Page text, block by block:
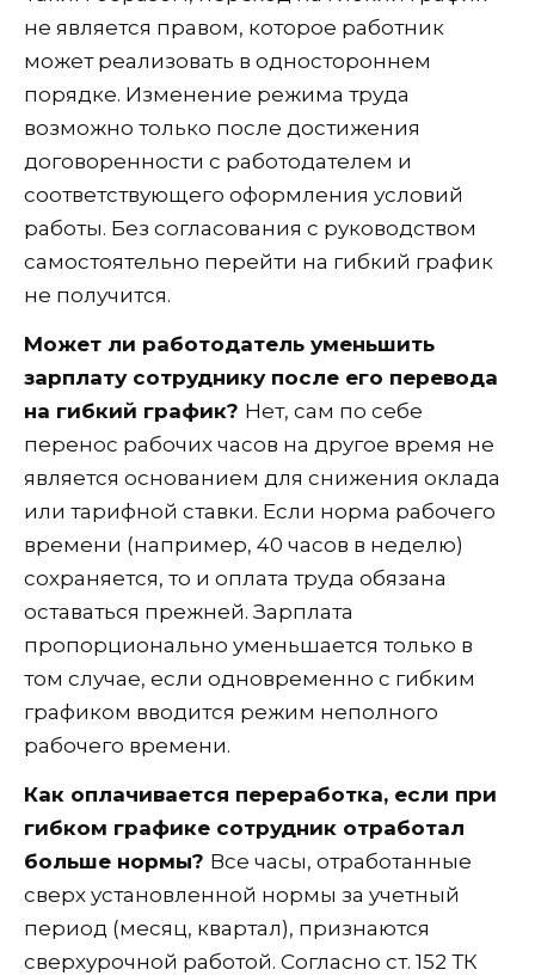
не является правом, которое работник
может реализовать в одностороннем
порядке. Изменение режима труда
возможно только после достижения
договоренности с работодателем и
соответствующего оформления условий
работы. Без согласования с руководством
самостоятельно перейти на гибкий график
не получится.
Может ли работодатель уменьшить
зарплату сотруднику после его перевода
на гибкий график? Нет, сам по себе
перенос рабочих часов на другое время не
является основанием для снижения оклада
или тарифной ставки. Если норма рабочего
времени (например, 40 часов в неделю)
сохраняется, то и оплата труда обязана
оставаться прежней. Зарплата
пропорционально уменьшается только в
том случае, если одновременно с гибким
графиком вводится режим неполного
рабочего времени.
Как оплачивается переработка, если при
гибком графике сотрудник отработал
больше нормы? Все часы, отработанные
сверх установленной нормы за учетный
период (месяц, квартал), признаются
сверхурочной работой. Согласно ст. 152 ТК